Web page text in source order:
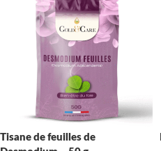
Tisane de feuilles de